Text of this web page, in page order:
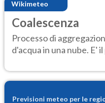
Wikimeteo
Coalescenza
Processo di
d'acqua in una nube. E'
Previsioni meteo per le